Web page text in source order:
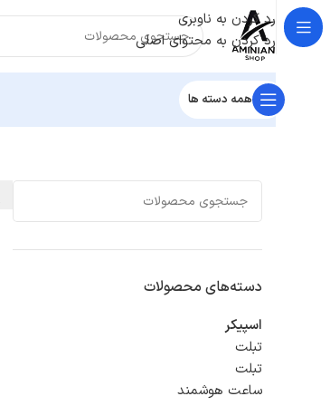
رد کردن به ناوبری
رد کردن به محتوای اصلی
همه دسته ها
خانه/اسپیکر
دسته‌های محصولات
اسپیکر
تبلت
تبلت
ساعت هوشمند